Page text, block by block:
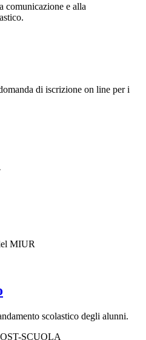
comunicazione e alla
di iscrizione on line per i
MIUR
scolastico degli alunni.